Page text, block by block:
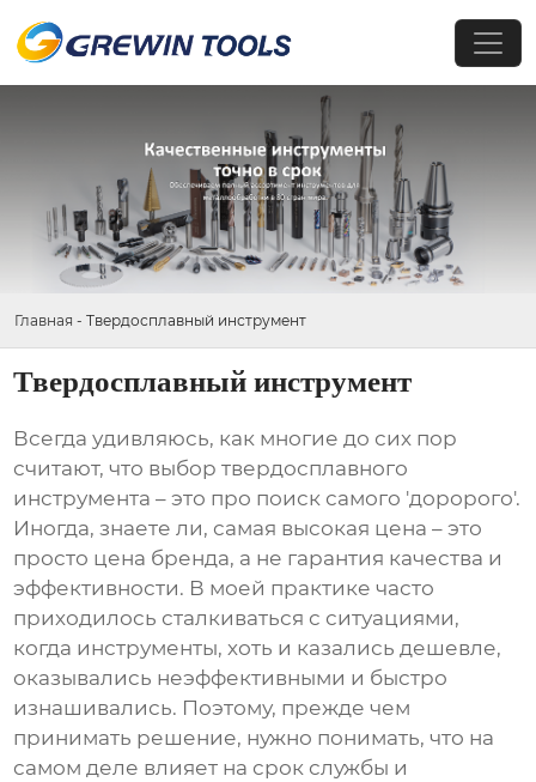
Главная - Твердосплавный инструмент
Твердосплавный инструмент
Всегда удивляюсь, как многие до сих пор
считают, что выбортвердосплавного
инструмента – это про поиск самого 'доророго'.
Иногда, знаете ли, самая высокая цена – это
просто цена бренда, а не гарантия качества и
эффективности. В моей практике часто
приходилось сталкиваться с ситуациями,
когда инструменты, хоть и казались дешевле,
оказывались неэффективными и быстро
изнашивались. Поэтому, прежде чем
принимать решение, нужно понимать, что на
самом деле влияет на срок службы и